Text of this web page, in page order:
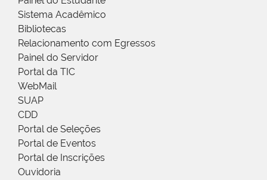
Sistema Acadêmico
Bibliotecas
Relacionamento com Egressos
Painel do Servidor
Portal da TIC
WebMail
SUAP
CDD
Portal de Seleções
Portal de Eventos
Portal de Inscrições
Ouvidoria